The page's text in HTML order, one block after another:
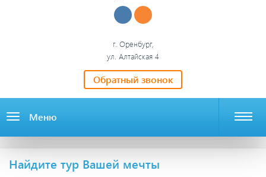
г. Оренбург,
ул. Алтайская 4
Обратный звонок
Меню
Найдите тур Вашей мечты